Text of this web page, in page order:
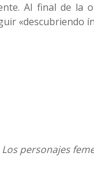
Al final de la
«descubriendo
Los personajes